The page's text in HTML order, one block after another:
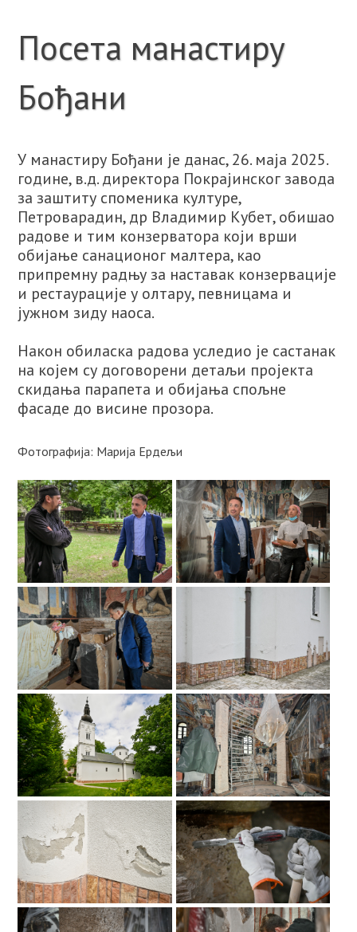
Посета манастиру
Бођани
У манастиру Бођани је данас, 26. маја 2025.
године, в.д. директора Покрајинског завода
за заштиту споменика културе,
Петроварадин, др Владимир Кубет, обишао
радове и тим конзерватора који врши
обијање санационог малтера, као
припремну радњу за наставак конзервације
и рестаурације у олтару, певницама и
јужном зиду наоса.
Након обиласка радова уследио је састанак
на којем су договорени детаљи пројекта
скидања парапета и обијања спољне
фасаде до висине прозора.
Фотографија: Марија Ердељи